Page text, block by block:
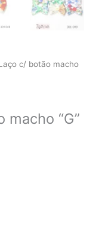
c/ botão macho
“G”